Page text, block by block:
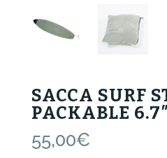
SACCA SURF
PACKABLE
55,00€